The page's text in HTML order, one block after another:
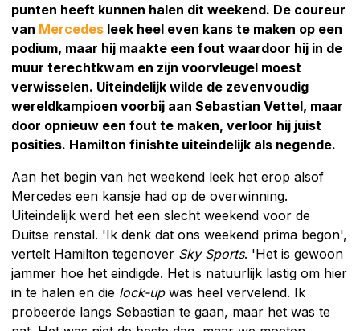
punten heeft kunnen halen dit weekend. De coureur
van Mercedes leek heel even kans te maken op een
podium, maar hij maakte een fout waardoor hij in de
muur terechtkwam en zijn voorvleugel moest
verwisselen. Uiteindelijk wilde de zevenvoudig
wereldkampioen voorbij aan Sebastian Vettel, maar
door opnieuw een fout te maken, verloor hij juist
posities. Hamilton finishte uiteindelijk als negende.
Aan het begin van het weekend leek het erop alsof
Mercedes een kansje had op de overwinning.
Uiteindelijk werd het een slecht weekend voor de
Duitse renstal. 'Ik denk dat ons weekend prima begon',
vertelt Hamilton tegenover Sky Sports. 'Het is gewoon
jammer hoe het eindigde. Het is natuurlijk lastig om hier
in te halen en die lock-upwas heel vervelend. Ik
probeerde langs Sebastian te gaan, maar het was te